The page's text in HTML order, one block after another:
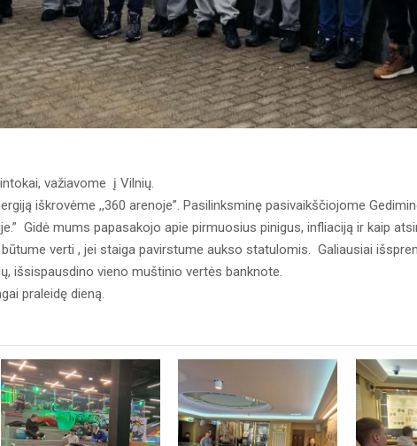
važiavome į Vilnių.
iškrovėme ,,360 arenoje”. Pasilinksminę pasivaikščiojome
Gidė mums papasakojo apie pirmuosius pinigus, infliaciją ir kaip
verti , jei staiga pavirstume aukso statulomis. Galiausiai
išsispausdino vieno muštinio vertės banknote.
praleidę dieną.